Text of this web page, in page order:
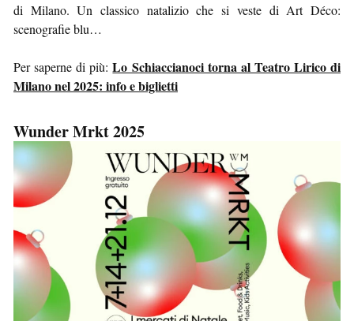
di Milano. Un classico natalizio che si veste di Art Déco:
scenografie blu…
Per saperne di più:Lo Schiaccianoci torna al Teatro Lirico di
Milano nel 2025: info e biglietti
Wunder Mrkt 2025